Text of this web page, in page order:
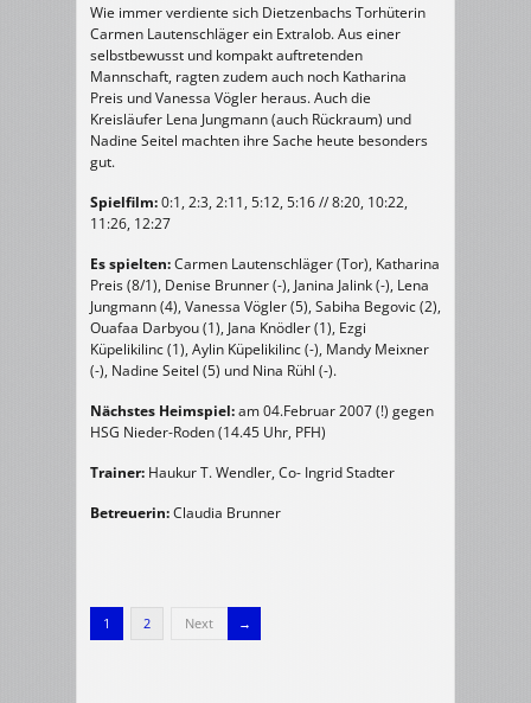
Wie immer verdiente sich Dietzenbachs Torhüterin
Carmen Lautenschläger ein Extralob. Aus einer
selbstbewusst und kompakt auftretenden
Mannschaft, ragten zudem auch noch Katharina
Preis und Vanessa Vögler heraus. Auch die
Kreisläufer Lena Jungmann (auch Rückraum) und
Nadine Seitel machten ihre Sache heute besonders
gut.
Spielfilm:0:1, 2:3, 2:11, 5:12, 5:16 // 8:20, 10:22,
11:26, 12:27
Es spielten:Carmen Lautenschläger (Tor), Katharina
Preis (8/1), Denise Brunner (-), Janina Jalink (-), Lena
Jungmann (4), Vanessa Vögler (5), Sabiha Begovic (2),
Ouafaa Darbyou (1), Jana Knödler (1), Ezgi
Küpelikilinc (1), Aylin Küpelikilinc (-), Mandy Meixner
(-), Nadine Seitel (5) und Nina Rühl (-).
Nächstes Heimspiel:am 04.Februar 2007 (!) gegen
HSG Nieder-Roden (14.45 Uhr, PFH)
Trainer: Haukur T. Wendler, Co- Ingrid Stadter
Betreuerin:Claudia Brunner
1 2 Next